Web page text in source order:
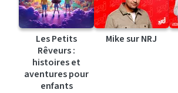
Les Petits
Rêveurs :
histoires et
aventures pour
enfants
Mike sur NRJ